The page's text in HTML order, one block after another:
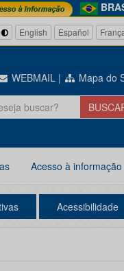
English Español
WEBMAIL | Mapa do
Acesso à informação
Acessibilidade